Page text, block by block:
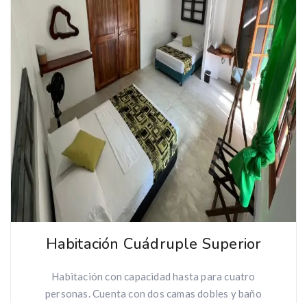
Habitación Cuádruple Superior
Habitación con capacidad hasta para cuatro
personas. Cuenta con dos camas dobles y baño